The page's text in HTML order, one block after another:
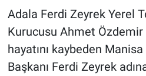
Adala Ferdi Zeyrek Yerel
Kurucusu Ahmet Özdemir
hayatını kaybeden
Başkanı Ferdi Zeyrek